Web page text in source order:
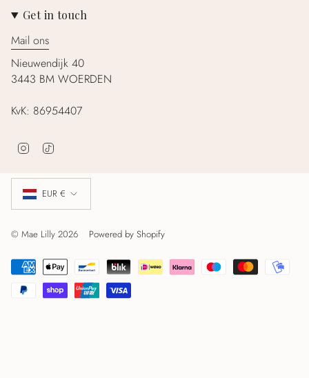
Get in touch
Mail ons
Nieuwendijk 40
3443 BM WOERDEN
KvK: 86954407
t
a
m
T
o
Valuta
EUR €
© Mae Lilly 2026 Powered by Shopify